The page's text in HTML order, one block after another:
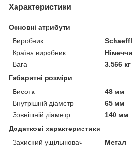
Характеристики
Основні атрибути
Виробник
Країна виробник
Вага
3.566 кг
Габаритні розміри
Висота
48 мм
Внутрішній діаметр
65 мм
Зовнішній діаметр
140 мм
Додаткові характеристики
Захисний ущільнювач
Метал